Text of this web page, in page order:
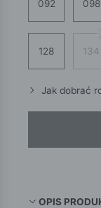
092 098
128 134
Jak dobrać
OPIS